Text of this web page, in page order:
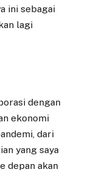
ini sebagai
lagi
dengan
ekonomi
dari
yang saya
depan akan